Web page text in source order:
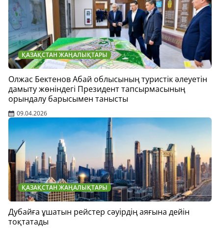
ҚАЗАҚСТАН ЖАҢАЛЫҚТАРЫ
Олжас Бектенов Абай облысының туристік әлеуетін
дамыту жөніндегі Президент тапсырмасының
орындалу барысымен танысты
09.04.2026
ҚАЗАҚСТАН ЖАҢАЛЫҚТАРЫ
Дубайға ұшатын рейстер сәуірдің аяғына дейін
тоқтатады